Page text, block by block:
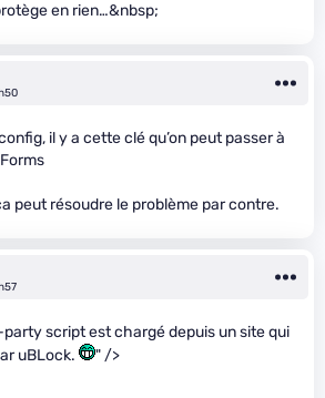
en rien…&nbsp;
il y a cette clé qu’on peut passer à
peut résoudre le problème par contre.
party script est chargé depuis un site qui
uBLock.
" />